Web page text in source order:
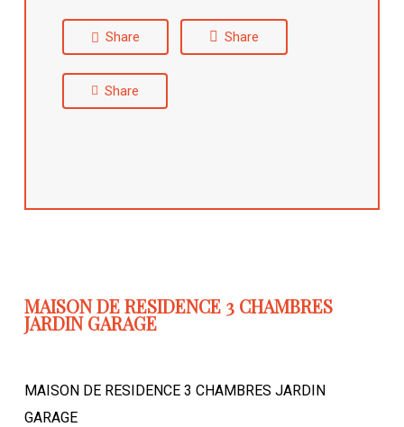
Share Share
Share
MAISON DE RESIDENCE 3 CHAMBRES
JARDIN GARAGE
MAISON DE RESIDENCE 3 CHAMBRES JARDIN
GARAGE